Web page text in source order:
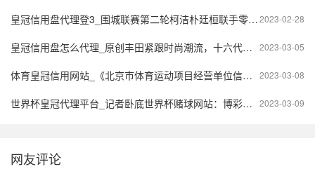
2023-02-28
皇冠信用盘代理登3_围城联赛第二轮柯洁朴廷桓联手零封衢州
2023-03-05
皇冠信用盘怎么代理_原创 ​丰田紧跟时尚潮流，十六代皇冠SportCross上市，能重回市场巅峰吗
2023-03-08
体育皇冠信用网站_《北京市体育运动项目经营单位信用评价办法（试行）》文件解读
2023-03-09
世界杯皇冠代理平台_记者卧底世界杯赌球网站：博彩网站暗藏体育直播平台 “代理”佣金超50%
网友评论